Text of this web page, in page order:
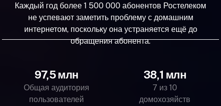
Каждый год более 1 500 000 абонентов Ростелеком
не успевают заметить проблему с домашним
интернетом, поскольку она устраняется ещё до
обращения абонента.
97,5 млн
Общая аудитория
пользователей
38,1 млн
7 из 10
домохозяйств